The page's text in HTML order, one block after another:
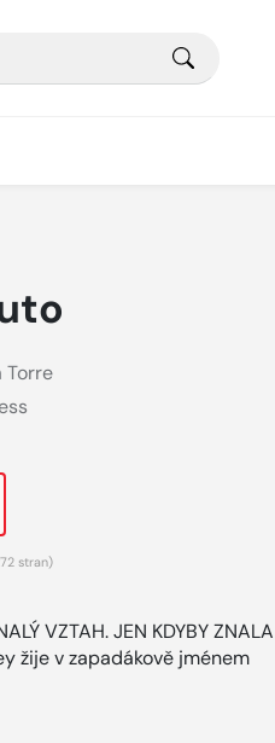
Torre
stran)
VZTAH. JEN KDYBY ZNALA
žije v zapadákově jménem